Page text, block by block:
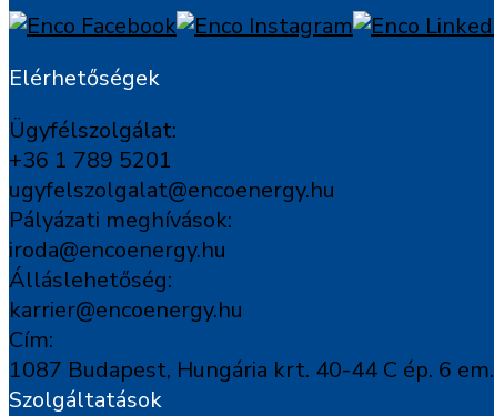
Elérhetőségek
Ügyfélszolgálat:
+36 1 789 5201
ugyfelszolgalat@encoenergy.hu
Pályázati meghívások:
iroda@encoenergy.hu
Álláslehetőség:
karrier@encoenergy.hu
Cím:
1087 Budapest, Hungária krt. 40-44 C ép. 6 em.
Szolgáltatások